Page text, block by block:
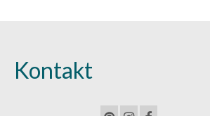
Kontakt